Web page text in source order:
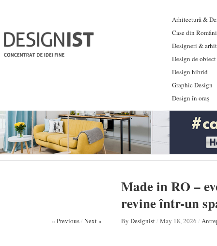
Arhitectură &
Case din
Designeri &
Design de obiect
Design hibrid
Graphic Design
Design în oraș
Made in RO –
revine într-un
« Previous/ Next » By Designist/ May 18, 2026 /